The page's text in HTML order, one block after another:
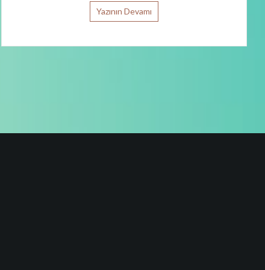
Yazının Devamı